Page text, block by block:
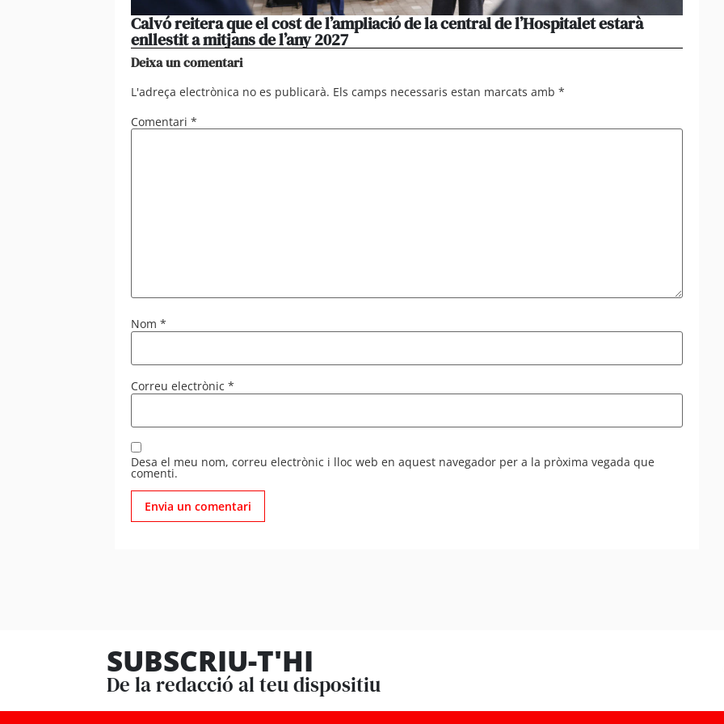
Calvó reitera que el cost de l’ampliació de la central de l’Hospitalet estarà
enllestit a mitjans de l’any 2027
Deixa un comentari
L'adreça electrònica no es publicarà. Els camps necessaris estan marcats amb *
Comentari *
Nom *
Correu electrònic *
Desa el meu nom, correu electrònic i lloc web en aquest navegador per a la pròxima vegada que
comenti.
SUBSCRIU-T'HI
De la redacció al teu dispositiu